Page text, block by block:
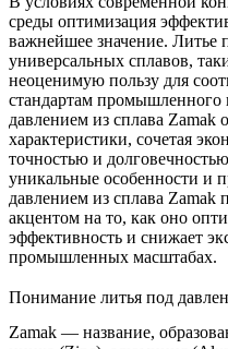
среды оптимизация
важнейшее значение. Литье
универсальных сплавов,
неоценимую пользу для
стандартам промышленного
давлением из сплава Zamak
характеристики, сочетая
точностью и
уникальные особенности и
давлением из сплава Zamak
акцентом на то, как оно
эффективность и снижает
промышленных масштабах.
Понимание литья под
Zamak — название,